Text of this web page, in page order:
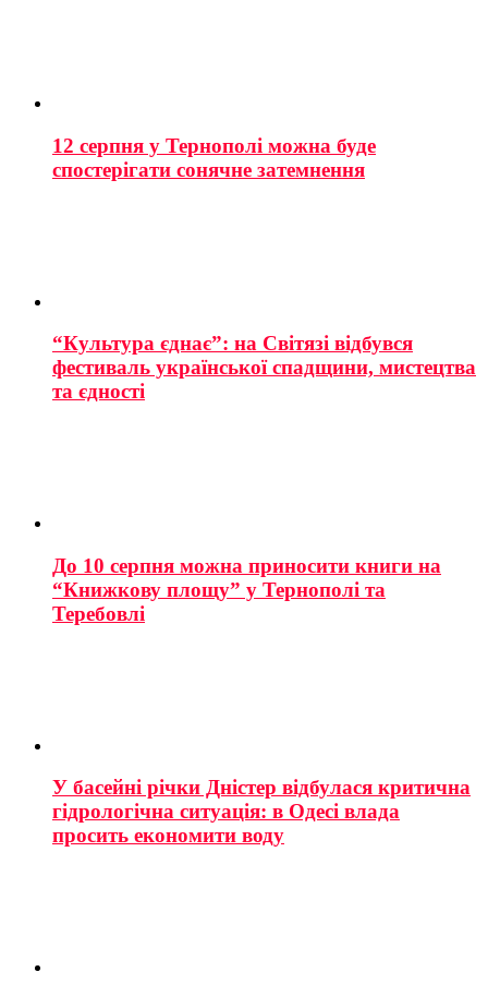
12 серпня у Тернополі можна буде
спостерігати сонячне затемнення
“Культура єднає”: на Світязі відбувся
фестиваль української спадщини, мистецтва
та єдності
До 10 серпня можна приносити книги на
“Книжкову площу” у Тернополі та
Теребовлі
У басейні річки Дністер відбулася критична
гідрологічна ситуація: в Одесі влада
просить економити воду